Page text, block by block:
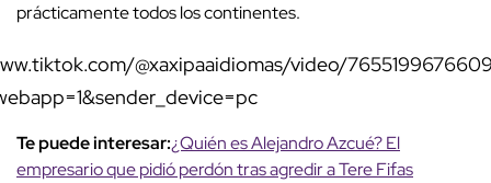
prácticamente todos los continentes.
@xaxipaaidiomas/video/
Te puede interesar:¿Quién es Alejandro Azcué? El
empresario que pidió perdón tras agredir a Tere Fifas